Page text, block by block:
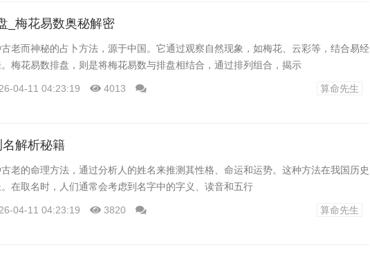
_梅花易数奥秘解密
老而神秘的占卜方法，源于中国。它通过观察自然现象，如梅花、云彩等，结合易经
梅花易数排盘，则是将梅花易数与排盘相结合，通过排列组合，揭示
04-11 04:23:19 4013 算命先生
解析秘籍
老的命理方法，通过分析人的姓名来推测其性格、命运和运势。这种方法在我国历史
在取名时，人们通常会考虑到名字中的字义、读音和五行
04-11 04:23:19 3820 算命先生